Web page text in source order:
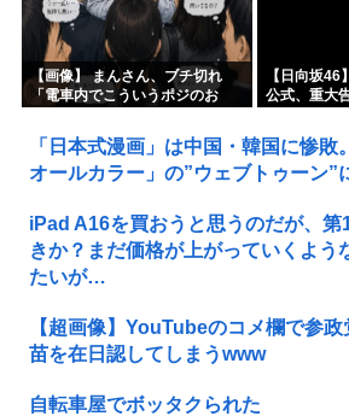
【画像】 まんさん、ブチ切れ
「電車内でこういうポジのお
【日向坂
公式、重大
「日本式漫画」は中国・韓国に惨敗
オールカラー」の”ウェブトゥーン”
iPad A16を買おうと思うのだが、第
きか？まだ価格が上がっていくよう
たいが…
【超画像】YouTubeのコメ欄で参
苗を在日認してしまうwww
自転車屋でボッタクられた